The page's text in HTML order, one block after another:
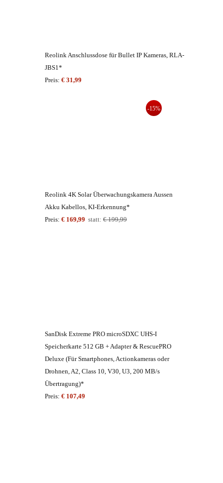
Reolink Anschlussdose für Bullet IP Kameras, RLA-
JBS1*
Preis: € 31,99
-15%
Reolink 4K Solar Überwachungskamera Aussen
Akku Kabellos, KI-Erkennung*
Preis: € 169,99 statt: € 199,99
SanDisk Extreme PRO microSDXC UHS-I
Speicherkarte 512 GB + Adapter & RescuePRO
Deluxe (Für Smartphones, Actionkameras oder
Drohnen, A2, Class 10, V30, U3, 200 MB/s
Übertragung)*
Preis: € 107,49